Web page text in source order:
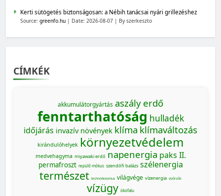
Kerti sütögetés biztonságosan: a Nébih tanácsai nyári grillezéshez
Source: greenfo.hu Date: 2026-08-07 By szerkeszto
CÍMKÉK
akkumulátorgyártás aszály erdő
fenntarthatóság hulladék
időjárás invazív növények klíma klímaváltozás
kirándulóhelyek környezetvédelem
medvehagyma miyawaki erdő napenergia paks II.
permafroszt repülő mókus szendőfi balázs szélenergia
természet technofasizmus világvége vízenergia vízőrzők
vízügy ökofalu